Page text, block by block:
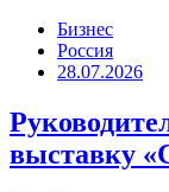
Бизнес
Россия
28.07.2026
выставку